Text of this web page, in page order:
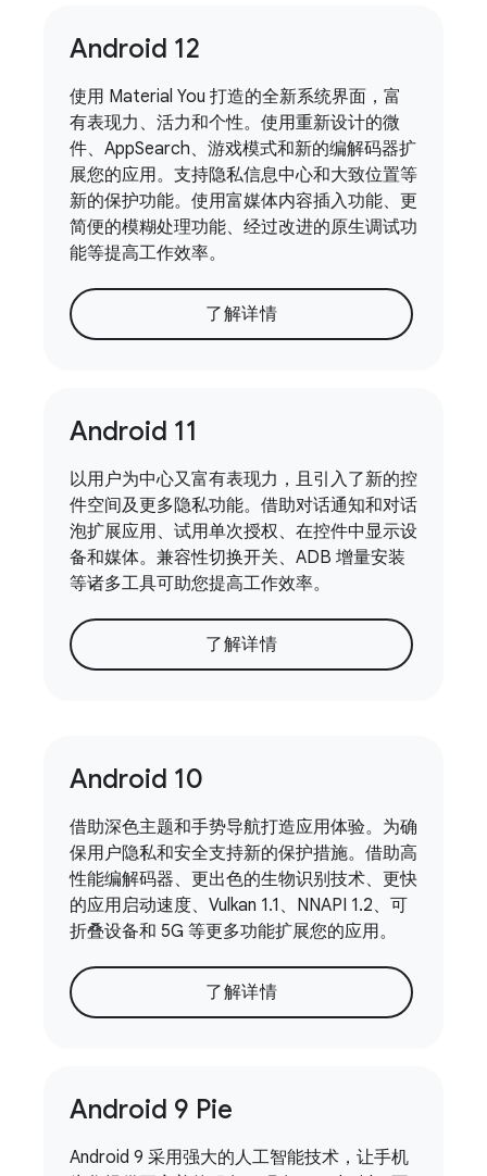
Android 12
使用 Material You 打造的全新系统界面，富
有表现力、活力和个性。使用重新设计的微
件、AppSearch、游戏模式和新的编解码器扩
展您的应用。支持隐私信息中心和大致位置等
新的保护功能。使用富媒体内容插入功能、更
简便的模糊处理功能、经过改进的原生调试功
能等提高工作效率。
了解详情
Android 11
以用户为中心又富有表现力，且引入了新的控
件空间及更多隐私功能。借助对话通知和对话
泡扩展应用、试用单次授权、在控件中显示设
备和媒体。兼容性切换开关、ADB 增量安装
等诸多工具可助您提高工作效率。
了解详情
Android 10
借助深色主题和手势导航打造应用体验。为确
保用户隐私和安全支持新的保护措施。借助高
性能编解码器、更出色的生物识别技术、更快
的应用启动速度、Vulkan 1.1、NNAPI 1.2、可
折叠设备和 5G 等更多功能扩展您的应用。
了解详情
Android 9 Pie
Android 9 采用强大的人工智能技术，让手机